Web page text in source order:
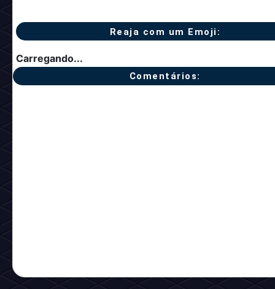
Reaja com um Emoji:
Carregando...
Comentários: